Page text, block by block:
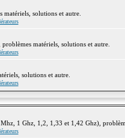
matériels, solutions et autre.
matériels, solutions et autre.
solutions et autre.
1 Ghz, 1,2, 1,33 et 1,42 Ghz),